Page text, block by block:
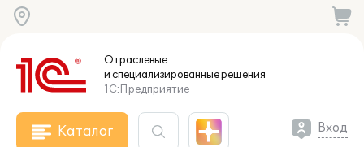
Отраслевые
и специализированныерешения
1С:Предприятие
Каталог Вход